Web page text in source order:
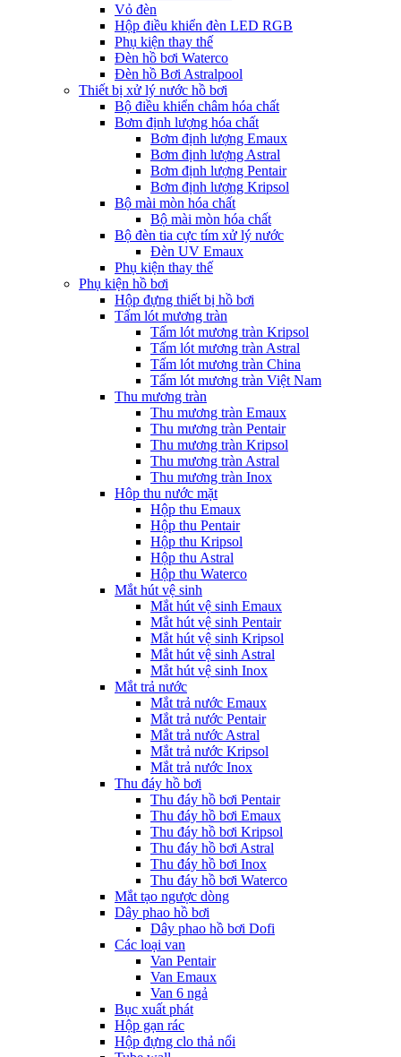
Vỏ đèn
Hộp điều khiển đèn LED RGB
Phụ kiện thay thế
Đèn hồ bơi Waterco
Đèn hồ Bơi Astralpool
Thiết bị xử lý nước hồ bơi
Bộ điều khiển châm hóa chất
Bơm định lượng hóa chất
Bơm định lượng Emaux
Bơm định lượng Astral
Bơm định lượng Pentair
Bơm định lượng Kripsol
Bộ mài mòn hóa chất
Bộ mài mòn hóa chất
Bộ đèn tia cực tím xử lý nước
Đèn UV Emaux
Phụ kiện thay thế
Phụ kiện hồ bơi
Hộp đựng thiết bị hồ bơi
Tấm lót mương tràn
Tấm lót mương tràn Kripsol
Tấm lót mương tràn Astral
Tấm lót mương tràn China
Tấm lót mương tràn Việt Nam
Thu mương tràn
Thu mương tràn Emaux
Thu mương tràn Pentair
Thu mương tràn Kripsol
Thu mương tràn Astral
Thu mương tràn Inox
Hôp thu nước mặt
Hộp thu Emaux
Hộp thu Pentair
Hộp thu Kripsol
Hộp thu Astral
Hộp thu Waterco
Mắt hút vệ sinh
Mắt hút vệ sinh Emaux
Mắt hút vệ sinh Pentair
Mắt hút vệ sinh Kripsol
Mắt hút vệ sinh Astral
Mắt hút vệ sinh Inox
Mắt trả nước
Mắt trả nước Emaux
Mắt trả nước Pentair
Mắt trả nước Astral
Mắt trả nước Kripsol
Mắt trả nước Inox
Thu đáy hồ bơi
Thu đáy hồ bơi Pentair
Thu đáy hồ bơi Emaux
Thu đáy hồ bơi Kripsol
Thu đáy hồ bơi Astral
Thu đáy hồ bơi Inox
Thu đáy hồ bơi Waterco
Mắt tạo ngược dòng
Dây phao hồ bơi
Dây phao hồ bơi Dofi
Các loại van
Van Pentair
Van Emaux
Van 6 ngả
Bục xuất phát
Hộp gạn rác
Hộp đựng clo thả nổi